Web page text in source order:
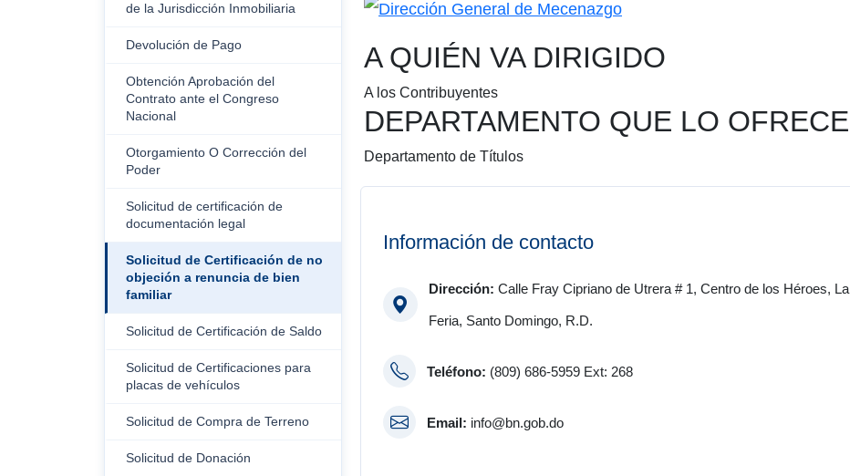
de la Jurisdicción Inmobiliaria
Devolución de Pago
Obtención Aprobación del
Contrato ante el Congreso
Nacional
Otorgamiento O Corrección del
Poder
Solicitud de certificación de
documentación legal
Solicitud de Certificación de no
objeción a renuncia de bien
familiar
Solicitud de Certificación de Saldo
Solicitud de Certificaciones para
placas de vehículos
Solicitud de Compra de Terreno
Solicitud de Donación
A QUIÉN VA DIRIGIDO
A los Contribuyentes
DEPARTAMENTO QUE LO OFRECE
Departamento de Títulos
Información de contacto
Dirección: Calle Fray Cipriano de Utrera # 1, Centro de los Héroes, La
Feria, Santo Domingo, R.D.
Teléfono: (809) 686-5959 Ext: 268
Email: info@bn.gob.do